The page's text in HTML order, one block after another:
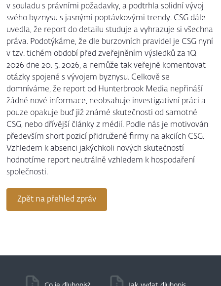
v souladu s právními požadavky, a podtrhla solidní vývoj
svého byznysu s jasnými poptávkovými trendy. CSG dále
uvedla, že report do detailu studuje a vyhrazuje si všechna
práva. Podotýkáme, že dle burzovních pravidel je CSG nyní
v tzv. tichém období před zveřejněním výsledků za 1Q
2026 dne 20. 5. 2026, a nemůže tak veřejně komentovat
otázky spojené s vývojem byznysu. Celkově se
domníváme, že report od Hunterbrook Media nepřináší
žádné nové informace, neobsahuje investigativní práci a
pouze opakuje buď již známé skutečnosti od samotné
CSG, nebo dřívější články z médií. Podle nás je motivován
především short pozicí přidružené firmy na akciích CSG.
Vzhledem k absenci jakýchkoli nových skutečností
hodnotíme report neutrálně vzhledem k hospodaření
společnosti.
Zpět na přehled zpráv